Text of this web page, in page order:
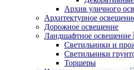
Архив уличного
Архитектурное
Дорожное освещение
Ландшафтное освещение
Светильники и
Светильники
Торшеры